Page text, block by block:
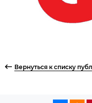
Вернуться к списку